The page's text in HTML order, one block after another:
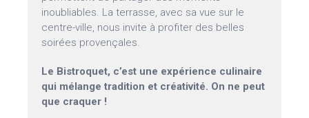
inoubliables. La terrasse, avec sa vue sur le
centre-ville, nous invite à profiter des belles
soirées provençales.
Le Bistroquet, c’est une expérience culinaire
qui mélange tradition et créativité. On ne peut
que craquer !